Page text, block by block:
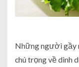
Những người gầy
chú trọng về dinh